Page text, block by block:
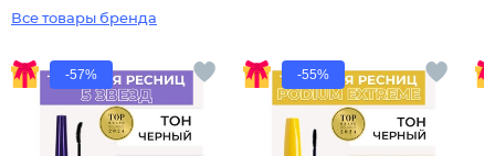
Все товары бренда
-57% -55%